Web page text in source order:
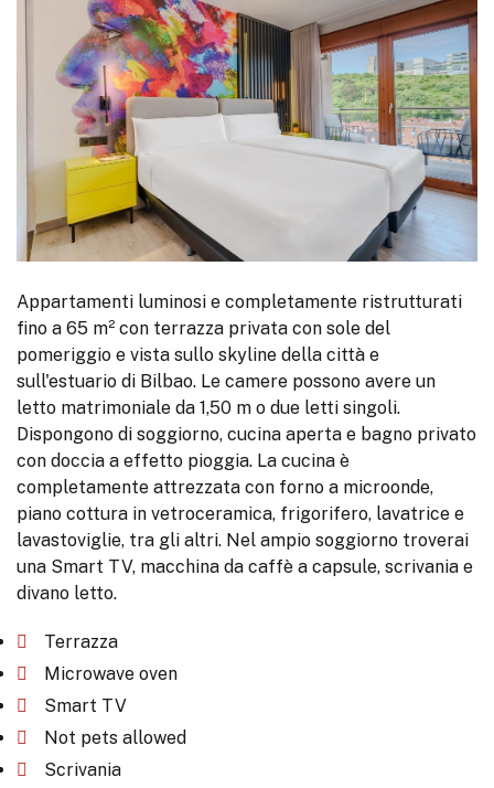
Appartamenti luminosi e completamente ristrutturati
fino a 65 m² con terrazza privata con sole del
pomeriggio e vista sullo skyline della città e
sull'estuario di Bilbao. Le camere possono avere un
letto matrimoniale da 1,50 m o due letti singoli.
Dispongono di soggiorno, cucina aperta e bagno privato
con doccia a effetto pioggia. La cucina è
completamente attrezzata con forno a microonde,
piano cottura in vetroceramica, frigorifero, lavatrice e
lavastoviglie, tra gli altri. Nel ampio soggiorno troverai
una Smart TV, macchina da caffè a capsule, scrivania e
divano letto.
Terrazza
Microwave oven
Smart TV
Not pets allowed
Scrivania